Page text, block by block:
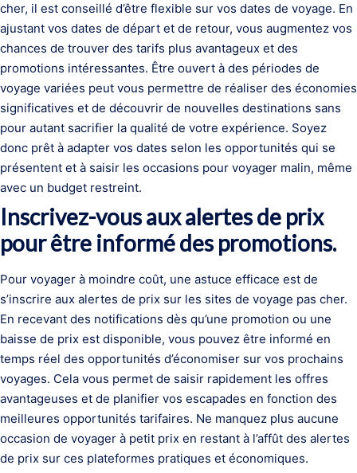
cher, il est conseillé d’être flexible sur vos dates de voyage. En
ajustant vos dates de départ et de retour, vous augmentez vos
chances de trouver des tarifs plus avantageux et des
promotions intéressantes. Être ouvert à des périodes de
voyage variées peut vous permettre de réaliser des économies
significatives et de découvrir de nouvelles destinations sans
pour autant sacrifier la qualité de votre expérience. Soyez
donc prêt à adapter vos dates selon les opportunités qui se
présentent et à saisir les occasions pour voyager malin, même
avec un budget restreint.
Inscrivez-vous aux alertes de prix
pour être informé des promotions.
Pour voyager à moindre coût, une astuce efficace est de
s’inscrire aux alertes de prix sur les sites de voyage pas cher.
En recevant des notifications dès qu’une promotion ou une
baisse de prix est disponible, vous pouvez être informé en
temps réel des opportunités d’économiser sur vos prochains
voyages. Cela vous permet de saisir rapidement les offres
avantageuses et de planifier vos escapades en fonction des
meilleures opportunités tarifaires. Ne manquez plus aucune
occasion de voyager à petit prix en restant à l’affût des alertes
de prix sur ces plateformes pratiques et économiques.